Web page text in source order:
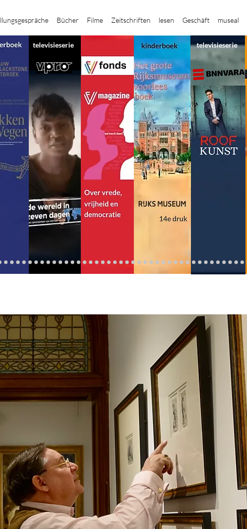
Bücher Filme Zeitschriften lesen Geschäft museal
televisieserie televisieserie